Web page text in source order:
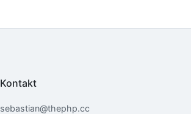
Kontakt
sebastian@thephp.cc